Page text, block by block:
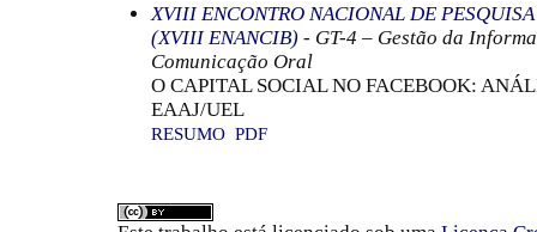
XVIII ENCONTRO NACIONAL DE
(XVIII ENANCIB) - GT-4 – Gestão da
Comunicação Oral
O CAPITAL SOCIAL NO FACEBOOK:
EAAJ/UEL
RESUMO PDF